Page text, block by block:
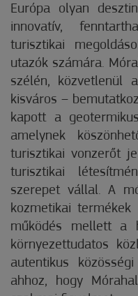
Európa olyan
innovatív,
turisztikai
utazók számára.
szélén, közvetlenül
kisváros –
kapott a
amelynek
turisztikai vonzerőt
turisztikai
szerepet vállal. A
kozmetikai
működés mellett a
környezettudatos
autentikus
ahhoz, hogy